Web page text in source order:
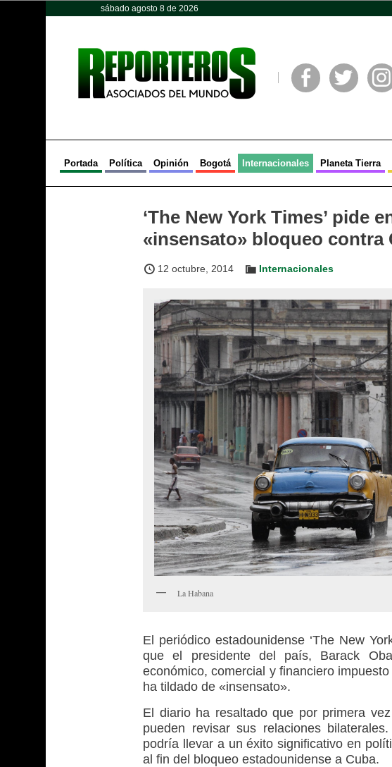
sábado agosto 8 de 2026
Portada Política Opinión Bogotá Internacionales Planeta Tierra
‘The New York Times’ pide
«insensato» bloqueo contra
12 octubre, 2014 Internacionales
La Habana
El periódico estadounidense ‘The New
que el presidente del país, Barack
económico, comercial y financiero
ha tildado de «insensato».
El diario ha resaltado que por primera
pueden revisar sus relaciones
podría llevar a un éxito significativo en
al fin del bloqueo estadounidense a Cuba.
Opinión Política